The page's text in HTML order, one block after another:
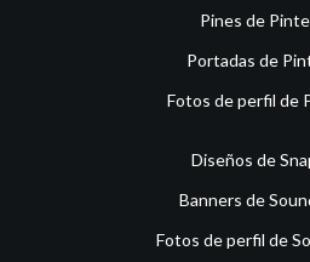
Pines de
Portadas de
Fotos de perfil de
Diseños de
Banners de
Fotos de perfil de